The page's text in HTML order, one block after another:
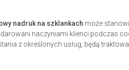
nadruk na szklankach może
naczyniami klienci podczas
z określonych usług, będą